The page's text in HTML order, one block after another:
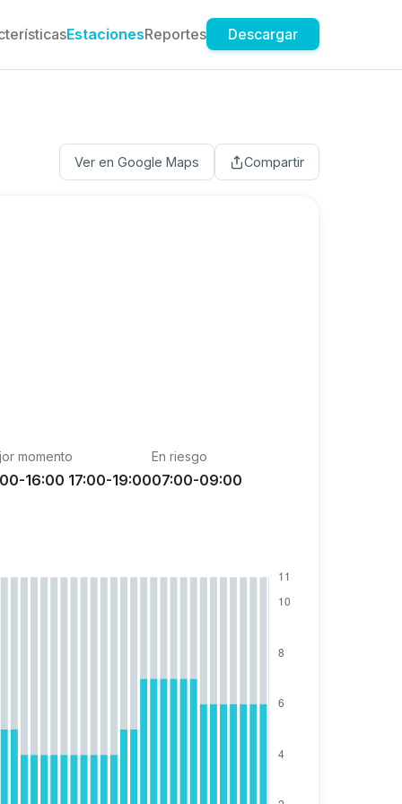
EstacionesReportes Descargar
Ver en Google Maps Compartir
momento
16:00 17:00-19:00
En riesgo
07:00-09:00